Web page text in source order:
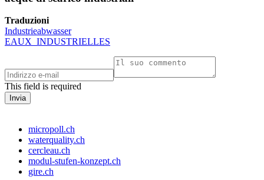
Traduzioni
Industrieabwasser
EAUX_INDUSTRIELLES
This field is required
micropoll.ch
waterquality.ch
cercleau.ch
modul-stufen-konzept.ch
gire.ch